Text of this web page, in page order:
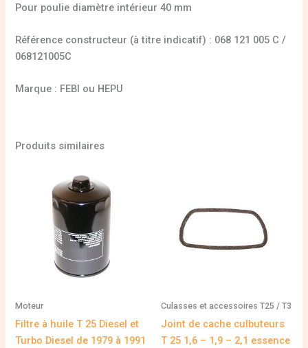
Pour poulie diamètre intérieur 40 mm
Référence constructeur (à titre indicatif) : 068 121 005 C /
068121005C
Marque : FEBI ou HEPU
Produits similaires
Moteur
Filtre à huile T 25 Diesel et
Turbo Diesel de 1979 à 1991
Culasses et accessoires T25 / T3
Joint de cache culbuteurs
T 25 1,6 – 1,9 – 2,1 essence